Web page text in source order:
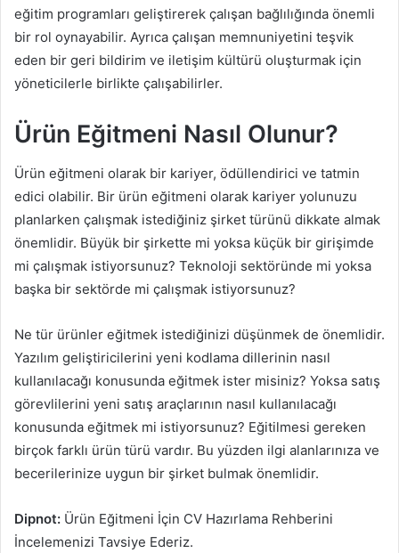
eğitim programları geliştirerek çalışan bağlılığında önemli
bir rol oynayabilir. Ayrıca çalışan memnuniyetini teşvik
eden bir geri bildirim ve iletişim kültürü oluşturmak için
yöneticilerle birlikte çalışabilirler.
Ürün Eğitmeni Nasıl Olunur?
Ürün eğitmeni olarak bir kariyer, ödüllendirici ve tatmin
edici olabilir. Bir ürün eğitmeni olarak kariyer yolunuzu
planlarken çalışmak istediğiniz şirket türünü dikkate almak
önemlidir. Büyük bir şirkette mi yoksa küçük bir girişimde
mi çalışmak istiyorsunuz? Teknoloji sektöründe mi yoksa
başka bir sektörde mi çalışmak istiyorsunuz?
Ne tür ürünler eğitmek istediğinizi düşünmek de önemlidir.
Yazılım geliştiricilerini yeni kodlama dillerinin nasıl
kullanılacağı konusunda eğitmek ister misiniz? Yoksa satış
görevlilerini yeni satış araçlarının nasıl kullanılacağı
konusunda eğitmek mi istiyorsunuz? Eğitilmesi gereken
birçok farklı ürün türü vardır. Bu yüzden ilgi alanlarınıza ve
becerilerinize uygun bir şirket bulmak önemlidir.
Dipnot: Ürün Eğitmeni İçin CV Hazırlama Rehberini
İncelemenizi Tavsiye Ederiz.